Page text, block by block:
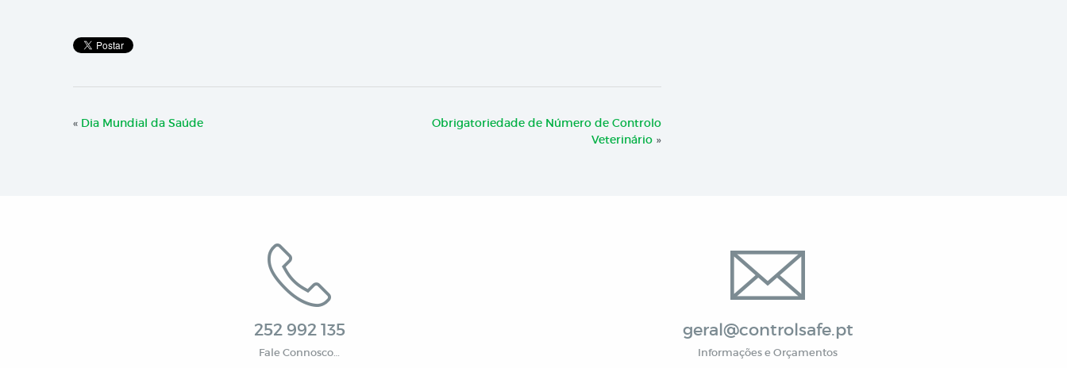
« Dia Mundial da Saúde
Obrigatoriedade de Número de Controlo
Veterinário »
252 992 135
Fale Connosco…
geral@controlsafe.pt
Informações e Orçamentos